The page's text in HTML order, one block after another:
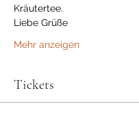
Kräutertee.
Liebe Grüße
Mehr anzeigen
Tickets